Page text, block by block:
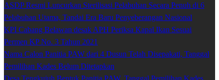
ASDP Resmi Luncurkan Sterilisasi Pelabuhan Secara Penuh di 6
Pelabuhan Utama, Tandai Era Baru Penyeberangan Nasional
KPI Cabang Belawan desak APH Periksa Kapal Ikan Sesuai
Permen KP No. 3 Tahun 2021
Nama Calon Panitia PAW dari 4 Dusun Telah Disepakati, Tanggal
Pemilihan Kades Belum Ditetapkan
Desa Tengkujuh Bentuk Panitia PAW, Tanggal Pemilihan Kades